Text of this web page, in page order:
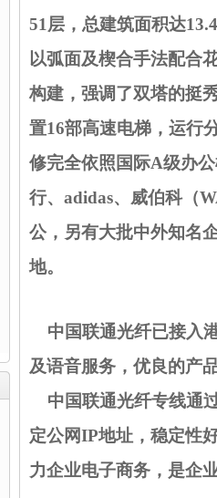
51层，总建筑面积达
以弧面及楔合手法配合
构建，强调了双塔的挺
置16部高速电梯，运行
修完全依照国际A级办
行、adidas、威伯科（
公，另有大批中外知名
地。
中国联通光纤已接入
及语音服务，优良的产
中国联通光纤专线通
定公网IP地址，稳定性
力企业电子商务，是企